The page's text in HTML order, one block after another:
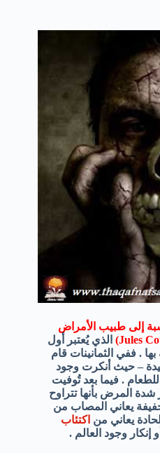
إلى طبيب الأمراض
الذي يُعتبر أول
. ففي الثمانينات قام
– حيث أنكرت وجود
. فيما بعد تُوفيت
المرض بأنها تتراوح
يعاني المصاب من
يعاني من اكتئاب
وجود العالم .